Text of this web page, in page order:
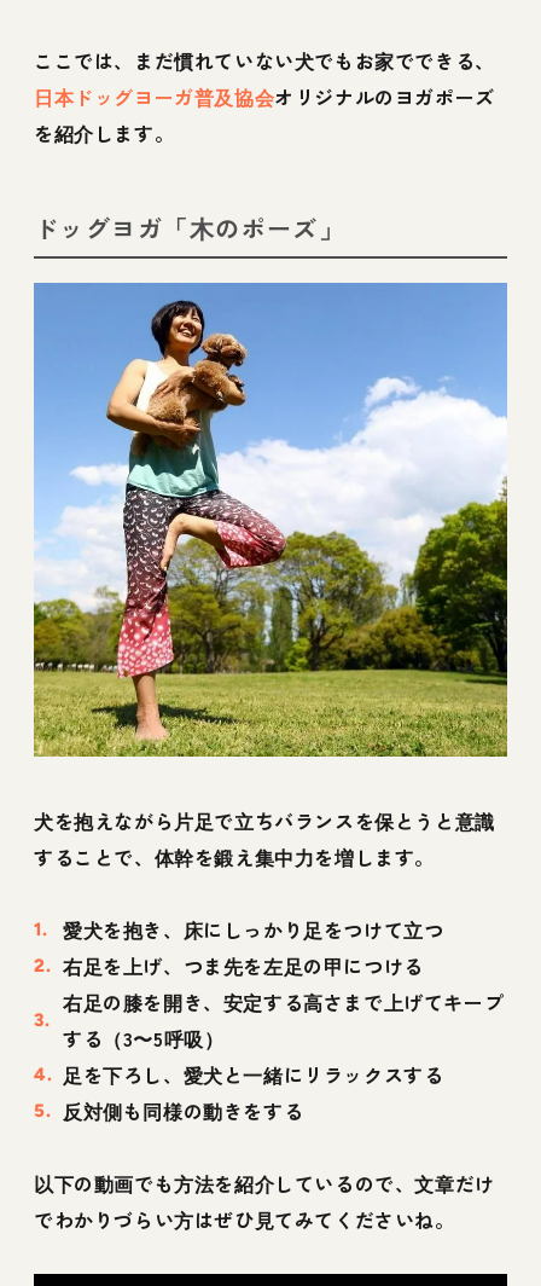
ここでは、まだ慣れていない犬でもお家でできる、
日本ドッグヨーガ普及協会オリジナルのヨガポーズ
を紹介します。
ドッグヨガ「木のポーズ」
犬を抱えながら片足で立ちバランスを保とうと意識
することで、体幹を鍛え集中力を増します。
愛犬を抱き、床にしっかり足をつけて立つ
右足を上げ、つま先を左足の甲につける
右足の膝を開き、安定する高さまで上げてキープ
する（3〜5呼吸）
足を下ろし、愛犬と一緒にリラックスする
反対側も同様の動きをする
以下の動画でも方法を紹介しているので、文章だけ
でわかりづらい方はぜひ見てみてくださいね。